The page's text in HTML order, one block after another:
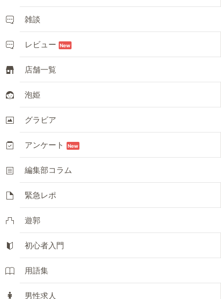
雑談
レビュー New
店舗一覧
泡姫
グラビア
アンケート New
編集部コラム
緊急レポ
遊郭
初心者入門
用語集
男性求人